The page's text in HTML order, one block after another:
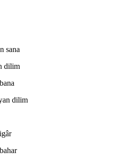
sana
dilim
dilim